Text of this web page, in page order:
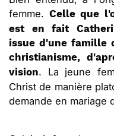
femme. Celle que
est en fait
issue d'une famille
christianisme,
vision. La jeune
Christ de manière
demande en mariage